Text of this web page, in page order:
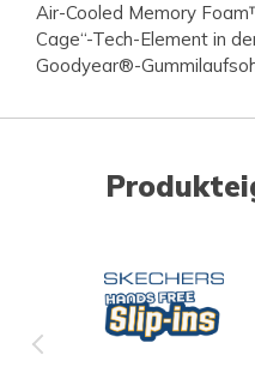
Air-Cooled Memory
Cage“-Tech-Element in
Goodyear®-